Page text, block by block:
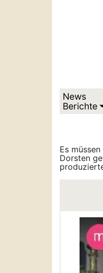
News
Berichte
Es
Dorsten